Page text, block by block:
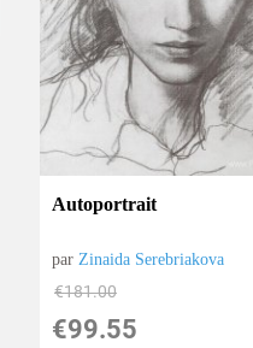
Autoportrait
parZinaida Serebriakova
€181.00
€99.55